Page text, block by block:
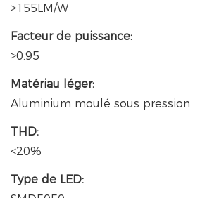
>155LM/W
Facteur de puissance:
>0.95
Matériau léger:
Aluminium moulé sous pression
THD:
<20%
Type de LED: